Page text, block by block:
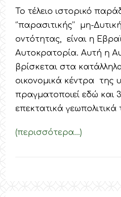
Το τέλειο ιστορικό
‘’παρασιτικής’’ μη-
οντότητας, είναι η
Αυτοκρατορία. Αυτή η
βρίσκεται στα
οικονομικά κέντρα της
πραγματοποιεί εδώ και
επεκτατικά γεωπολιτικά
(περισσότερα…)